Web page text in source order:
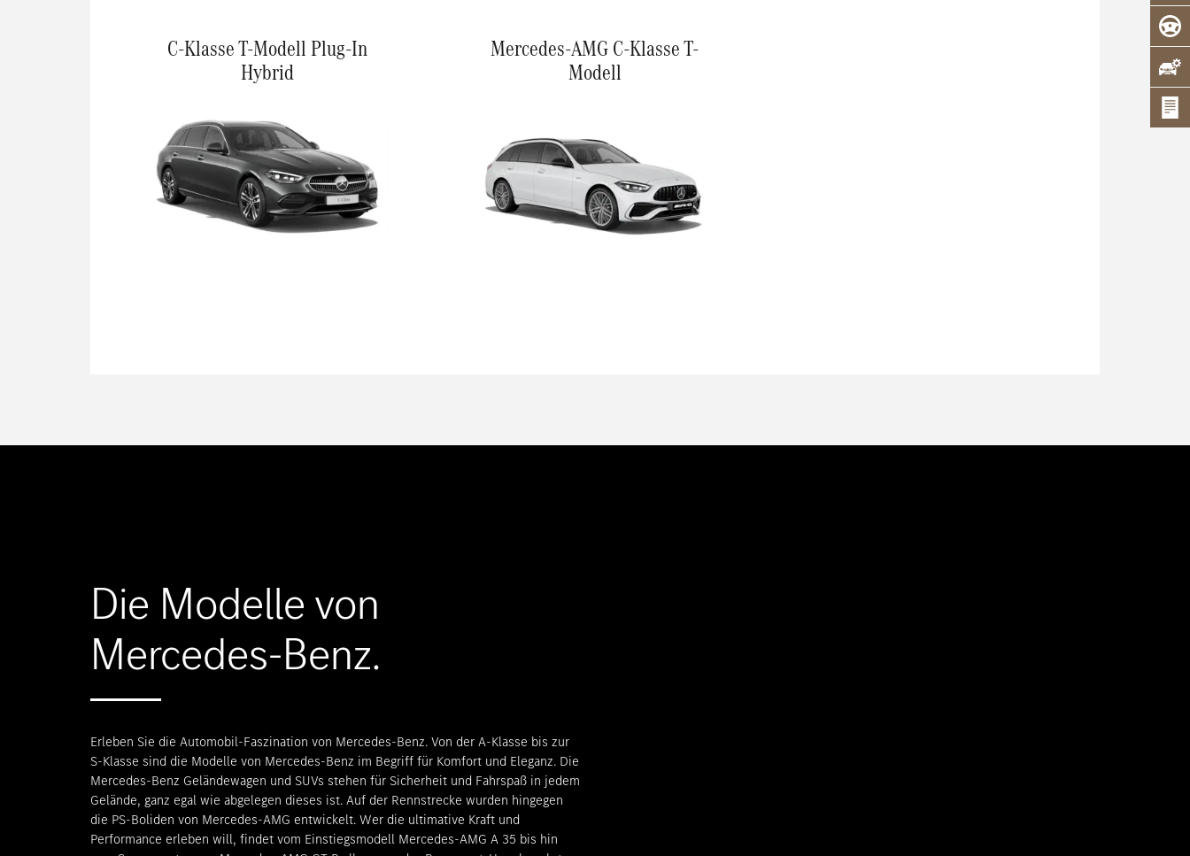
C-Klasse T-Modell Plug-In
Hybrid
Mercedes-AMG C-Klasse T-
Modell
Die Modelle von
Mercedes-Benz.
Erleben Sie die Automobil-Faszination von Mercedes-Benz. Von der A-Klasse bis zur
S-Klasse sind die Modelle von Mercedes-Benz im Begriff für Komfort und Eleganz. Die
Mercedes-Benz Geländewagen und SUVs stehen für Sicherheit und Fahrspaß in jedem
Gelände, ganz egal wie abgelegen dieses ist. Auf der Rennstrecke wurden hingegen
die PS-Boliden von Mercedes-AMG entwickelt. Wer die ultimative Kraft und
Performance erleben will, findet vom Einstiegsmodell Mercedes-AMG A 35 bis hin